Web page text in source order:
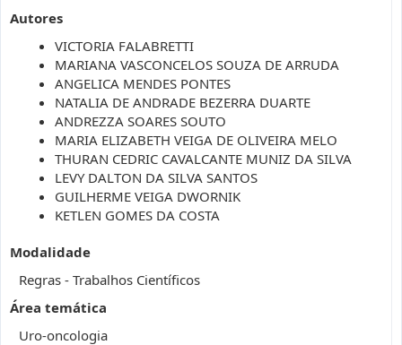
Autores
VICTORIA FALABRETTI
MARIANA VASCONCELOS SOUZA DE ARRUDA
ANGELICA MENDES PONTES
NATALIA DE ANDRADE BEZERRA DUARTE
ANDREZZA SOARES SOUTO
MARIA ELIZABETH VEIGA DE OLIVEIRA MELO
THURAN CEDRIC CAVALCANTE MUNIZ DA SILVA
LEVY DALTON DA SILVA SANTOS
GUILHERME VEIGA DWORNIK
KETLEN GOMES DA COSTA
Modalidade
Regras - Trabalhos Científicos
Área temática
Uro-oncologia